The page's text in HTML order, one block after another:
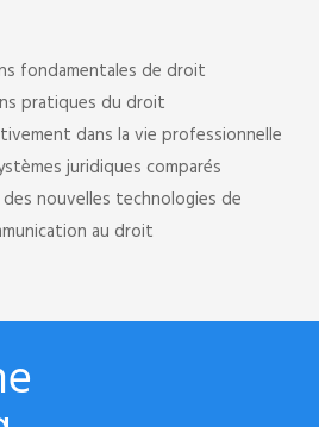
fondamentales de droit
pratiques du droit
dans la vie professionnelle
juridiques comparés
nouvelles technologies de
au droit